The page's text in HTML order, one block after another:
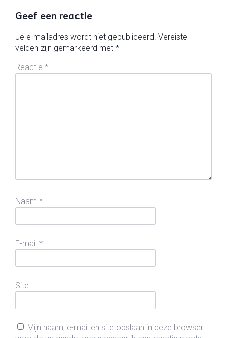
Geef een reactie
Je e-mailadres wordt niet gepubliceerd. Vereiste
velden zijn gemarkeerd met *
Reactie *
Naam *
E-mail *
Site
Mijn naam, e-mail en site opslaan in deze browser